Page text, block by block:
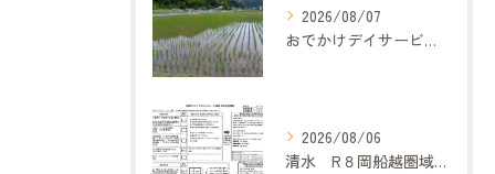
2026/08/07
おでかけデイサービス夢コープいたです
2026/08/06
清水 R８岡船越圏域主任介護支援専門委員連絡会（7月２１日）に参加して